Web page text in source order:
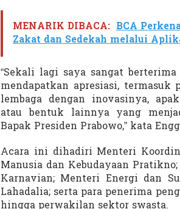
MENARIK DIBACA: BCA
Zakat dan Sedekah melalui
“Sekali lagi saya sangat
mendapatkan apresiasi,
lembaga dengan inovasinya,
atau bentuk lainnya yang
Bapak Presiden Prabowo,” kata
Acara ini dihadiri Menteri
Manusia dan Kebudayaan
Karnavian; Menteri Energi dan
Lahadalia; serta para penerima
hingga perwakilan sektor swasta.
Partisipasi Pemuda dalam
Diadakan di Nanjing
Di GLOBAL, VIDEO | 18 Januari 2024